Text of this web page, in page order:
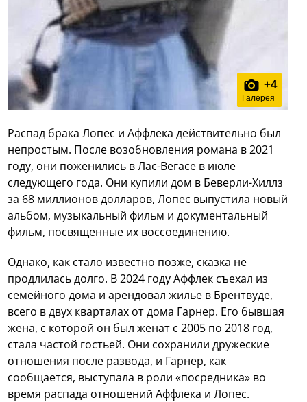
+4
Галерея
Распад брака Лопес и Аффлека действительно был
непростым. После возобновления романа в 2021
году, они поженились в Лас-Вегасе в июле
следующего года. Они купили дом в Беверли-Хиллз
за 68 миллионов долларов, Лопес выпустила новый
альбом, музыкальный фильм и документальный
фильм, посвященные их воссоединению.
Однако, как стало известно позже, сказка не
продлилась долго. В 2024 году Аффлек съехал из
семейного дома и арендовал жилье в Брентвуде,
всего в двух кварталах от дома Гарнер. Его бывшая
жена, с которой он был женат с 2005 по 2018 год,
стала частой гостьей. Они сохранили дружеские
отношения после развода, и Гарнер, как
сообщается, выступала в роли «посредника» во
время распада отношений Аффлека и Лопес.